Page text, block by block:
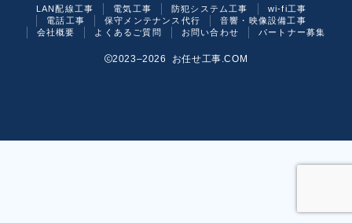
LAN配線工事 電気工事 防犯システム工事
wi-fi工事
電話工事
保守メンテナンス代行
音響・映像設備工事
会社概要
よくあるご質問 お問い合わせ パートナー募集
2023–2026 お任せ工事.COM